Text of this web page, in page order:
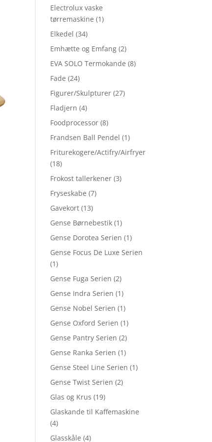
Electrolux vaske
tørremaskine (1)
Elkedel (34)
Emhætte og Emfang (2)
EVA SOLO Termokande (8)
Fade (24)
Figurer/Skulpturer (27)
Fladjern (4)
Foodprocessor (8)
Frandsen Ball Pendel (1)
Friturekogere/Actifry/Airfryer
(18)
Frokost tallerkener (3)
Fryseskabe (7)
Gavekort (13)
Gense Børnebestik (1)
Gense Dorotea Serien (1)
Gense Focus De Luxe Serien
(1)
Gense Fuga Serien (2)
Gense Indra Serien (1)
Gense Nobel Serien (1)
Gense Oxford Serien (1)
Gense Pantry Serien (2)
Gense Ranka Serien (1)
Gense Steel Line Serien (1)
Gense Twist Serien (2)
Glas og Krus (19)
Glaskande til Kaffemaskine
(4)
Glasskåle (4)